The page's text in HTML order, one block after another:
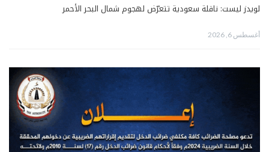
لويدز ليست: ناقلة سعودية تتعرّض لهجوم شمال البحر الأحمر
أغسطس 6, 2026